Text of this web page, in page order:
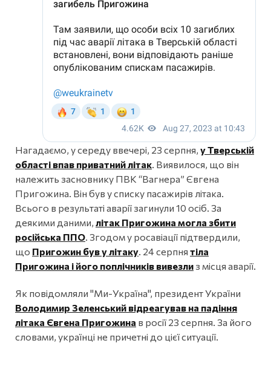
Нагадаємо, у середу ввечері, 23 серпня, у Тверській
області впав приватний літак . Виявилося, що він
належить засновнику ПВК “Вагнера” Євгена
Пригожина. Він був у списку пасажирів літака.
Всього в результаті аварії загинули 10 осіб. За
деякими даними, літак Пригожина могла збити
російська ППО . Згодом у росавіації підтвердили,
що Пригожин був у літаку . 24 серпня тіла
Пригожина і його поплічників вивезли з місця аварії.
Як повідомляли "Ми-Україна", президент України
Володимир Зеленський відреагував на падіння
літака Євгена Пригожина в росії 23 серпня. За його
словами, українці не причетні до цієї ситуації.